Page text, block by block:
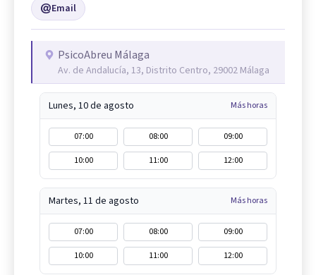
Email
PsicoAbreu Málaga
Av. de Andalucía, 13, Distrito Centro, 29002 Málaga
Lunes, 10 de agosto Más horas
07:00 08:00
09:00
10:00
11:00 12:00
Martes, 11 de agosto Más horas
07:00 08:00
09:00
10:00
11:00 12:00